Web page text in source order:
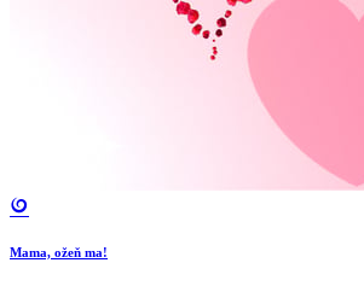
Mama, ožeň ma!